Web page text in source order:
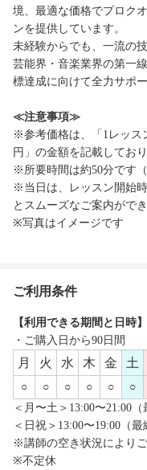
境、最適な価格でプロク
ンを提供しています。
未経験からでも、一流の
芸能界・音楽業界の第一
標達成に向けて全力サポー
≪注意事項≫
※参考価格は、「1レッス
円」の金額を記載してお
※所要時間は約50分です
※当日は、レッスン開始
とスムーズなご案内がで
※写真はイメージです
ご利用条件
【利用できる期間と日時】
・ご購入日から90日間
月 火 水 木 金 土
○ ○ ○ ○ ○ ○
＜月〜土＞13:00〜21:00（
＜日祝＞13:00〜19:00（最
※講師の空き状況により
※不定休